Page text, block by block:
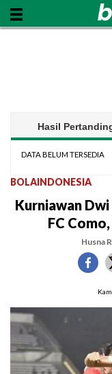
Hasil
DATA BELUM TERSEDIA
BOLAINDONESIA
Kurniawan
FC
Husna